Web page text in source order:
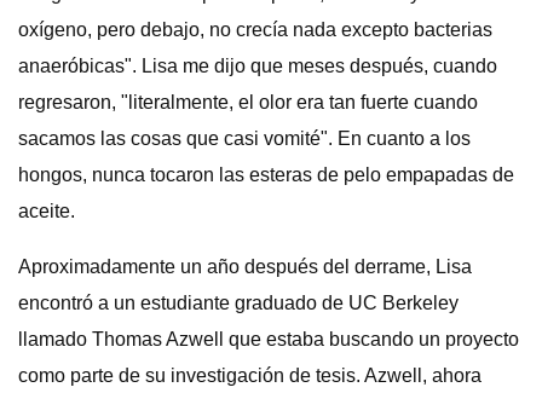
oxígeno, pero debajo, no crecía nada excepto bacterias
anaeróbicas". Lisa me dijo que meses después, cuando
regresaron, "literalmente, el olor era tan fuerte cuando
sacamos las cosas que casi vomité". En cuanto a los
hongos, nunca tocaron las esteras de pelo empapadas de
aceite.
Aproximadamente un año después del derrame, Lisa
encontró a un estudiante graduado de UC Berkeley
llamado Thomas Azwell que estaba buscando un proyecto
como parte de su investigación de tesis. Azwell, ahora